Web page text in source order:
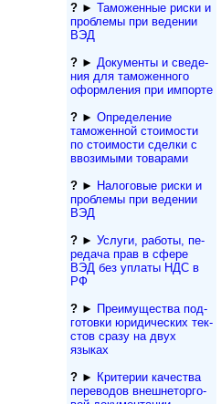
?► Таможенные риски и
проблемы при ведении
ВЭД
?► Документы и све­де­
ния для та­мо­жен­но­го
офор­м­ле­ния при импорте
?► Определение
таможенной стоимости
по стоимости сделки с
ввозимыми товарами
?► Налоговые риски и
проблемы при ведении
ВЭД
?► Услуги, работы, пе­
ре­да­ча прав в сфере
ВЭД без уплаты НДС в
РФ
?► Преимущества под­
гото­вки юри­ди­чес­ких тек­
с­тов сразу на двух
языках
?► Критерии качества
переводов внешне­тор­го­